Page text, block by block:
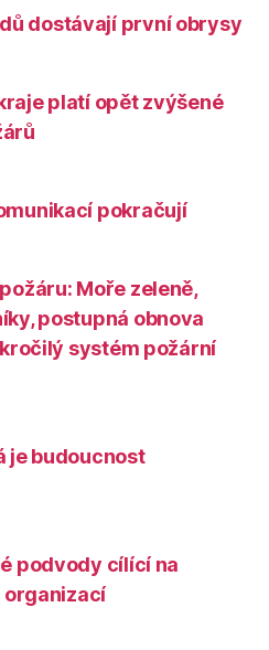
dostávají první obrysy
platí opět zvýšené
pokračují
Moře zeleně,
postupná obnova
systém požární
je budoucnost
podvody cílící na
organizací